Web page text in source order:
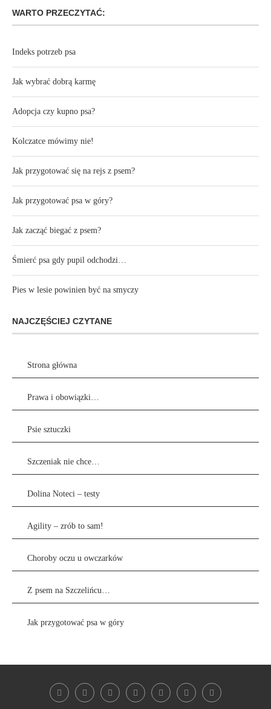
WARTO PRZECZYTAĆ:
Indeks potrzeb psa
Jak wybrać dobrą karmę
Adopcja czy kupno psa?
Kolczatce mówimy nie!
Jak przygotować się na rejs z psem?
Jak przygotować psa w góry?
Jak zacząć biegać z psem?
Śmierć psa gdy pupil odchodzi…
Pies w lesie powinien być na smyczy
NAJCZĘŚCIEJ CZYTANE
Strona główna
Prawa i obowiązki…
Psie sztuczki
Szczeniak nie chce…
Dolina Noteci – testy
Agility – zrób to sam!
Choroby oczu u owczarków
Z psem na Szczelińcu…
Jak przygotować psa w góry